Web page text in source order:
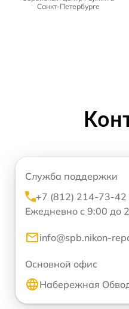
Санкт-Петербурге
Служба поддержки
+7 (812) 214-73-42
Ежедневно с 9:00 до
info@spb.nikon-
Основной офис
Набережная